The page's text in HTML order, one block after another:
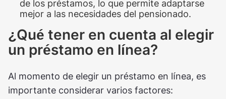
de los préstamos, lo que permite adaptarse
mejor a las necesidades del pensionado.
¿Qué tener en cuenta al elegir
un préstamo en línea?
Al momento de elegir un préstamo en línea, es
importante considerar varios factores: